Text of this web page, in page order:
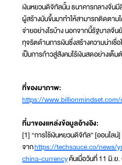
เงินหยวนดิจิทัลนั้น ธนาคารกลางจีนมี
ผู้สร้างมันขึ้นมาทำให้สามารถติดตามไ
จ่ายอย่างไรบ้าง นอกจากนี้รัฐบาลจี
ทุจริตด้านการเงินซึ่งสร้างความน่าเชื่
เป็นการก้าวสู่สังคมไร้เงินสดอย่างเต็ม
ที่ของมาภาพ:
https://
ที่มาของแหล่งข้อมูลอ้างอิง:
[1] “การใช้เงินหยวนดิจิทัล” [ออนไลน์]
จากhttps://techsauce.co/news/
china-currencyค้นเมื่อวันที่ 11 มิ.ย.